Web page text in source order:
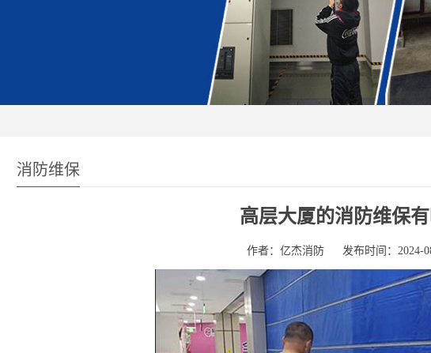
消防维保
高层大厦的消防维保
作者：亿杰消防 发布时间：2024-